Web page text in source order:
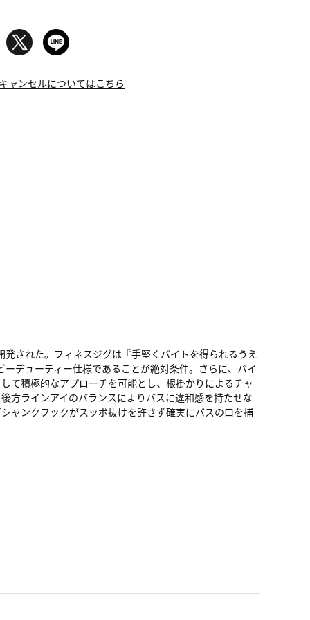
ャンセルについてはこちら
発された。フィネスジグは『手堅くバイトを得られるうえ
デューティー仕様であることが絶対条件。さらに、バイ
て積極的なアプローチを可能とし、根掛かりによるチャ
方ラインアイのバランスによりバスに違和感を持たせな
ャンクフックがスッポ抜けを許さず確実にバスの口を捕